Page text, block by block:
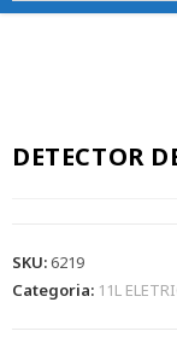
DETECTOR
SKU:6219
Categoria: 11L